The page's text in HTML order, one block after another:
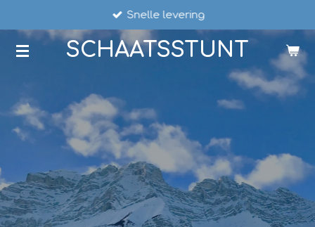
direct
naar
SCHAATSSTUNT
Snelle levering